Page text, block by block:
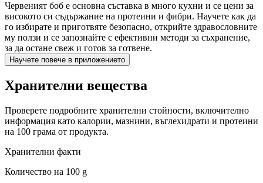
Червеният боб е основна съставка в много кухни и се цени за
високото си съдържание на протеини и фибри. Научете как да
го избирате и приготвяте безопасно, открийте здравословните
му ползи и се запознайте с ефективни методи за съхранение,
за да остане свеж и готов за готвене.
Научете повече в приложението
Хранителни вещества
Проверете подробните хранителни стойности, включително
информация като калории, мазнини, въглехидрати и протеини
на 100 грама от продукта.
Хранителни факти
Количество на 100 g